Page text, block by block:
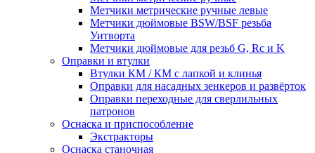
Метчики метрические ручные левые
Метчики дюймовые BSW/BSF резьба
Уитворта
Метчики дюймовые для резьб G, Rc и K
Оправки и втулки
Втулки КМ / КМ с лапкой и клинья
Оправки для насадных зенкеров и развёрток
Оправки переходные для сверлильных
патронов
Оснаска и приспособление
Экстракторы
Оснаска станочная